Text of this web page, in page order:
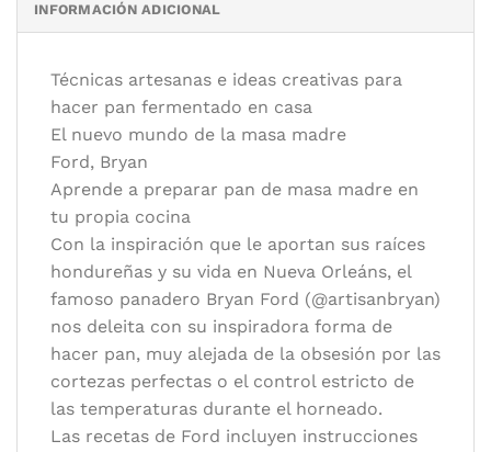
Editorial:Grupal, Neo Person
Idioma:Español
INFORMACIÓN ADICIONAL
Técnicas artesanas e ideas creativas para
hacer pan fermentado en casa
El nuevo mundo de la masa madre
Ford, Bryan
Aprende a preparar pan de masa madre en
tu propia cocina
Con la inspiración que le aportan sus raíces
hondureñas y su vida en Nueva Orleáns, el
famoso panadero Bryan Ford (@artisanbryan)
nos deleita con su inspiradora forma de
hacer pan, muy alejada de la obsesión por las
cortezas perfectas o el control estricto de
las temperaturas durante el horneado.
Las recetas de Ford incluyen instrucciones